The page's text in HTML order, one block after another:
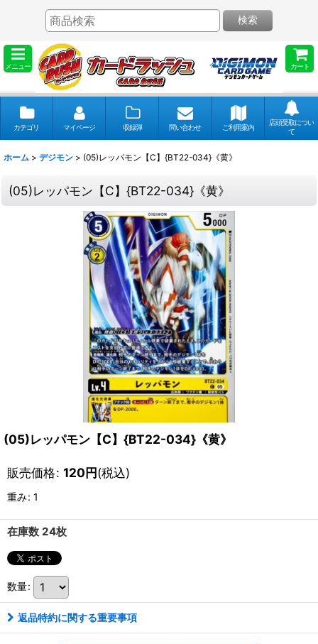
メニュー カート
検索
カテゴリ マイページ 収録弾 問い合わせ ご利用案内
店頭受取につい
て
ホーム > デジモン > (05)レッパモン【C】{BT22-034}《黄》
(05)レッパモン【C】{BT22-034}《黄》
(05)レッパモン【C】{BT22-034}《黄》
販売価格: 120円(税込)
重み: 1
在庫数 24枚
数量:
返品特約に関する重要事項